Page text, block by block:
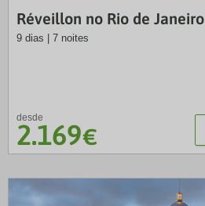
Réveillon no Rio de Janeiro
9 dias | 7 noites
desde
2.169€